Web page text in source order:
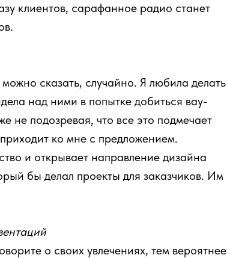
клиентов, сарафанное радио станет
сказать, случайно. Я любила делать
над ними в попытке добиться вау-
не подозревая, что все это подмечает
ко мне с предложением.
и открывает направление дизайна
бы делал проекты для заказчиков. Им
о своих увлечениях, тем вероятнее